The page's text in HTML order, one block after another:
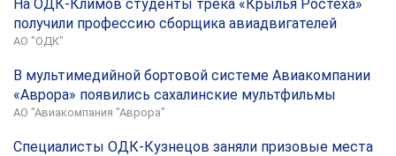
На ОДК-Климов студенты трека «Крылья Ростеха»
получили профессию сборщика авиадвигателей
АО "ОДК"
В мультимедийной бортовой системе Авиакомпании
«Аврора» появились сахалинские мультфильмы
АО "Авиакомпания "Аврора"
Специалисты ОДК-Кузнецов заняли призовые места